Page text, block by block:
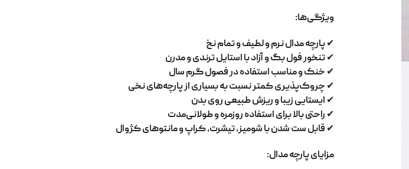
ویژگیها:
✔پارچه مدال نرم و لطیف و تمام نخ
✔تنخور فول بگ و آزاد با استایل ترندی و مدرن
✔ خنک و مناسب استفاده در فصول گرم سال
✔ چروکپذیری کمتر نسبت به بسیاری از پارچههای نخی
✔ ایستایی زیبا و ریزش طبیعی روی بدن
✔ راحتی بالا برای استفاده روزمره و طولانیمدت
✔ قابل ست شدن با شومیز، تیشرت، کراپ و مانتوهای کژوال
مزایای پارچه مدال: